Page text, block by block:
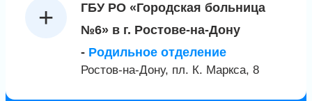
ГБУ РО «Городская больница
№6» в г. Ростове-на-Дону
- Родильное отделение
Ростов-на-Дону, пл. К. Маркса, 8